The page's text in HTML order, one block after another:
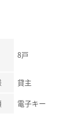
8戸
貸主
電子キー